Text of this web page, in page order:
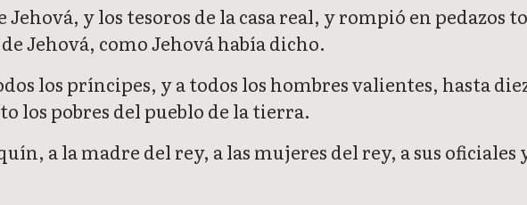
Jehová, y los tesoros de la casa real, y rompió en pedazos
Jehová, como Jehová había dicho.
los príncipes, y a todos los hombres valientes, hasta
los pobres del pueblo de la tierra.
a la madre del rey, a las mujeres del rey, a sus oficiales